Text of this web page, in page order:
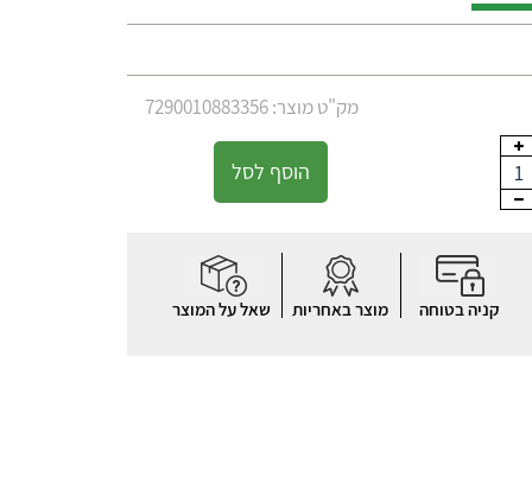
מק"ט מוצר: 7290010883356
1 הוסף לסל
קניה בטוחה מוצר באחריות שאל על המוצר